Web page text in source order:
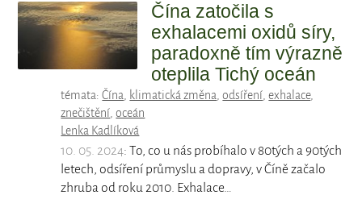
Čína zatočila s
exhalacemi oxidů síry,
paradoxně tím výrazně
oteplila Tichý oceán
témata:Čína, klimatická změna,odsíření,exhalace,
znečištění,oceán
Lenka Kadlíková
10. 05. 2024: To, co u nás probíhalo v 80tých a 90tých
letech, odsíření průmyslu a dopravy, v Číně začalo
zhruba od roku 2010. Exhalace…